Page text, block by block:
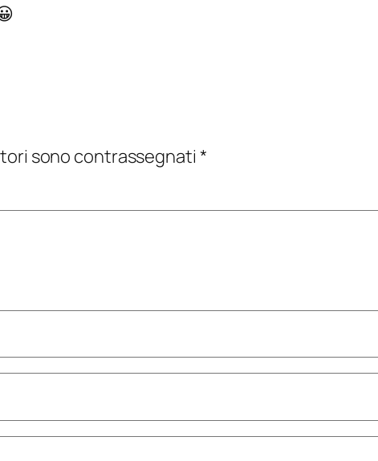
sono contrassegnati *